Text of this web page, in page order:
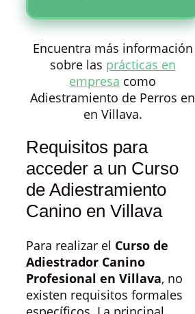
Encuentra más información
sobre las prácticas en
empresa como
Adiestramiento de Perros en
en Villava.
Requisitos para
acceder a un Curso
de Adiestramiento
Canino en Villava
Para realizar el Curso de
Adiestrador Canino
Profesional en Villava, no
existen requisitos formales